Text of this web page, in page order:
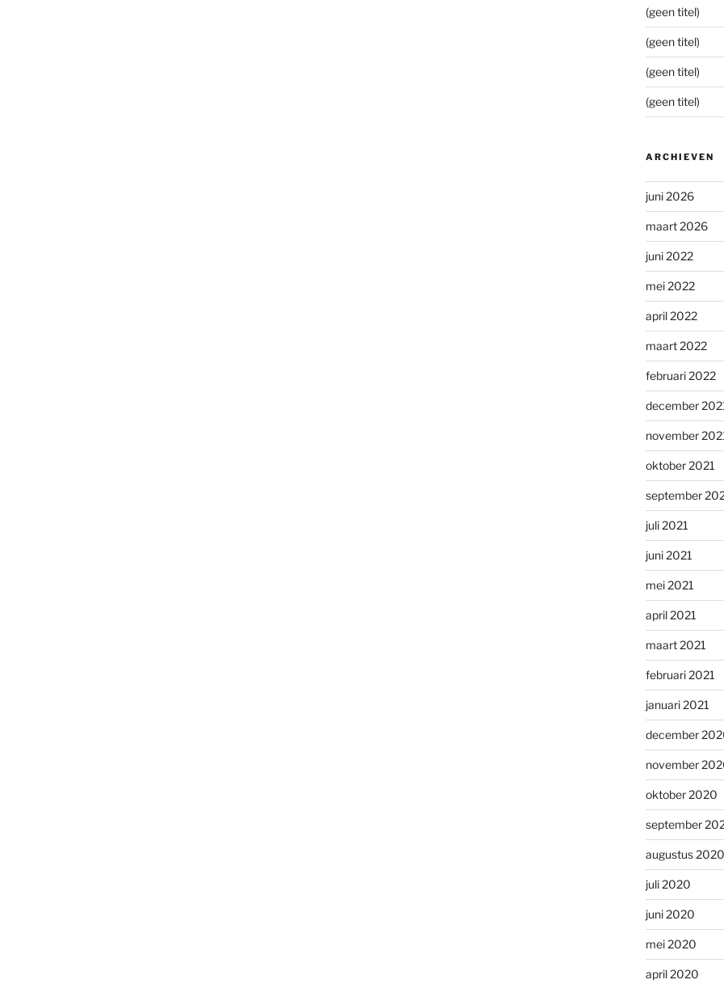
(geen titel)
(geen titel)
(geen titel)
(geen titel)
ARCHIEVEN
juni 2026
maart 2026
juni 2022
mei 2022
april 2022
maart 2022
februari 2022
december
november
oktober 2021
september
juli 2021
juni 2021
mei 2021
april 2021
maart 2021
februari 2021
januari 2021
december
november
oktober 2020
september
augustus 2020
juli 2020
juni 2020
mei 2020
april 2020